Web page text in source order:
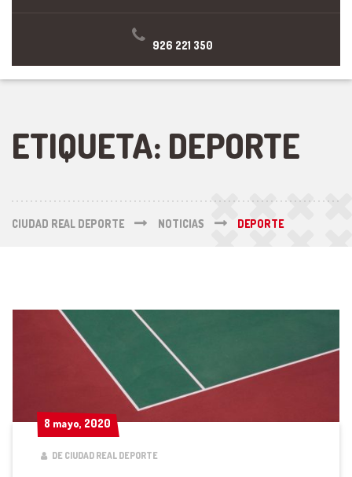
926 221 350
ETIQUETA: DEPORTE
CIUDAD REAL DEPORTE NOTICIAS DEPORTE
8 mayo, 2020
8 mayo, 2020
DE CIUDAD REAL DEPORTE